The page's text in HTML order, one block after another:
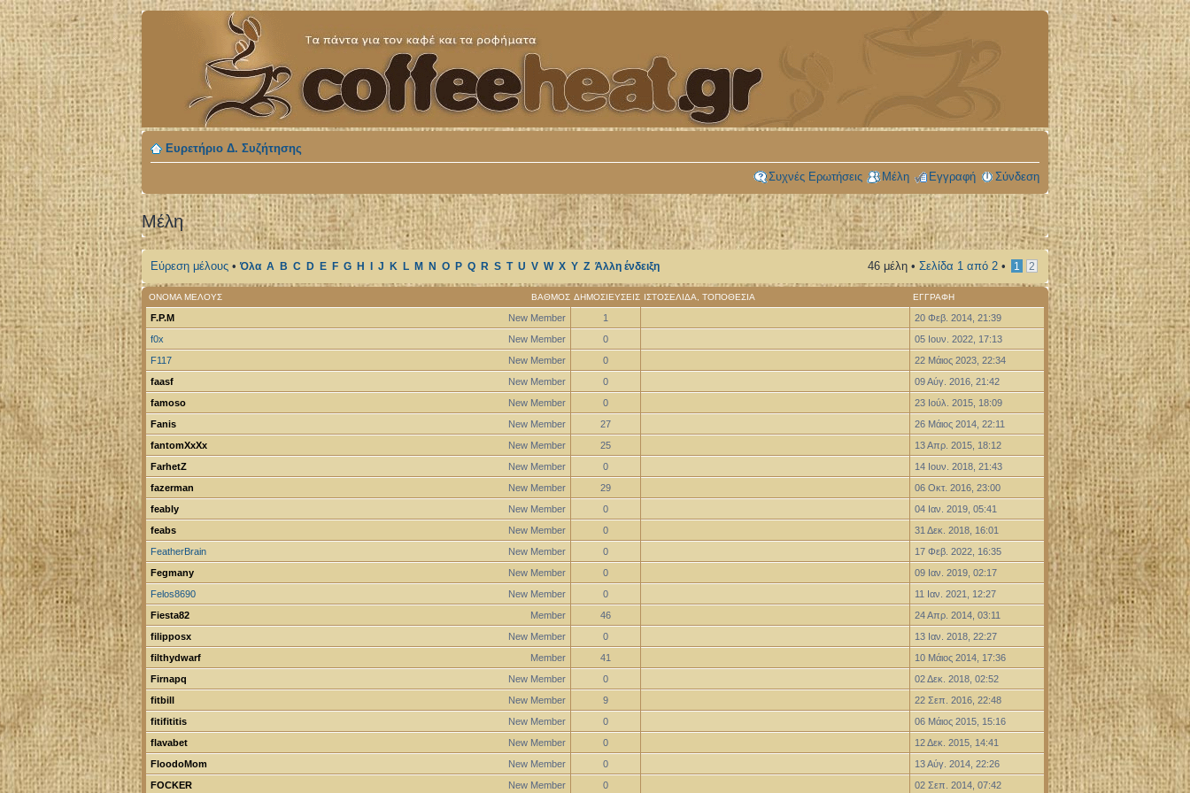
Ευρετήριο Δ. Συζήτησης
Συχνές Ερωτήσεις Μέλη Εγγραφή Σύνδεση
Μέλη
Εύρεση μέλους •Όλα A B C D E F G H J K L M N O P Q R S T U V W X Y Z Άλλη ένδειξη 46 μέλη • Σελίδα 1 από 2 • 1 2
ΒΑΘΜΌΣ
ΌΝΟΜΑ ΜΈΛΟΥΣ ΔΗΜΟΣΙΕΎΣΕΙΣ ΙΣΤΟΣΕΛΊΔΑ ΤΟΠΟΘΕΣΊΑ ΕΓΓΡΑΦΉ
New Member
F.P.M 1
20 Φεβ. 2014, 21:39
New Member
f0x 0
05 Ιουν. 2022, 17:13
New Member
F117 0
22 Μάιος 2023, 22:34
New Member
faasf 0
09 Αύγ. 2016, 21:42
New Member
famoso 0
23 Ιούλ. 2015, 18:09
New Member
Fanis 27
26 Μάιος 2014, 22:11
New Member
fantomXxXx 25
13 Απρ. 2015, 18:12
New Member
FarhetZ 0
14 Ιουν. 2018, 21:43
New Member
fazerman 29
06 Οκτ. 2016, 23:00
New Member
feably 0
04 Ιαν. 2019, 05:41
New Member
feabs 0
31 Δεκ. 2018, 16:01
New Member
FeatherBrain 0
17 Φεβ. 2022, 16:35
New Member
Fegmany 0
09 Ιαν. 2019, 02:17
New Member
Felos8690 0
11 Ιαν. 2021, 12:27
Member
Fiesta82 46
24 Απρ. 2014, 03:11
New Member
filipposx 0
13 Ιαν. 2018, 22:27
Member
filthydwarf 41
10 Μάιος 2014, 17:36
New Member
Firnapq 0
02 Δεκ. 2018, 02:52
New Member
fitbill 9
22 Σεπ. 2016, 22:48
New Member
fitifititis 0
06 Μάιος 2015, 15:16
New Member
flavabet 0
12 Δεκ. 2015, 14:41
New Member
FloodoMom 0
13 Αύγ. 2014, 22:26
New Member
FOCKER 0 02 Σεπ. 2014, 07:42